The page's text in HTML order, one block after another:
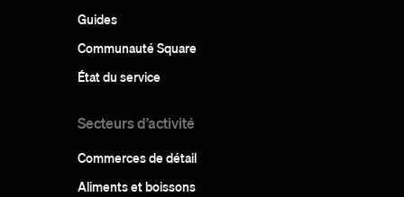
Guides
Communauté Square
État du service
Secteurs d’activité
Commerces de détail
Aliments et boissons